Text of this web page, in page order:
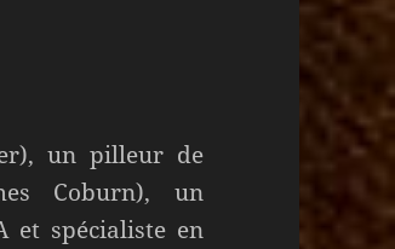
un pilleur de
Coburn), un
et spécialiste en